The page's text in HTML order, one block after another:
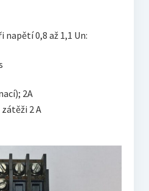
0,8 až 1,1 Un:
2A
2 A